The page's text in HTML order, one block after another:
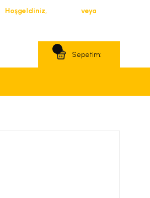
Hoşgeldiniz, veya
Sepetim: